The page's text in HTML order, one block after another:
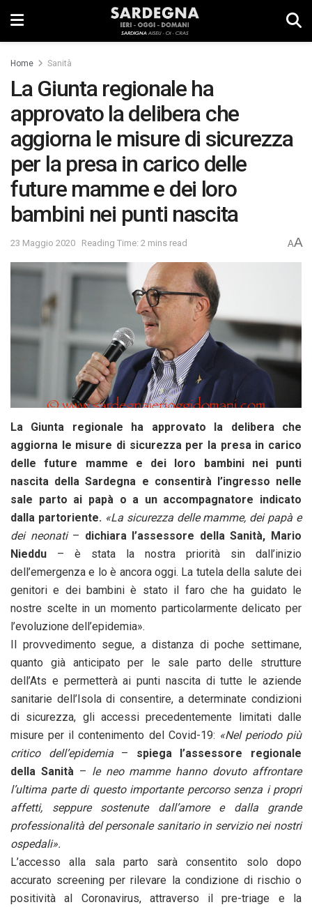
Home Sanità
La Giunta regionale ha
approvato la delibera che
aggiorna le misure di sicurezza
per la presa in carico delle
future mamme e dei loro
bambini nei punti nascita
23 Maggio 2020 Reading Time: 2 mins read AA
La Giunta regionale ha approvato la delibera che
aggiorna le misure di sicurezza per la presa in carico
delle future mamme e dei loro bambini nei punti
nascita della Sardegna e consentirà l’ingresso nelle
sale parto ai papà o a un accompagnatore indicato
dalla partoriente. «La sicurezza delle mamme, dei papà e
dei neonati– dichiara l’assessore della Sanità, Mario
Nieddu – è stata la nostra priorità sin dall’inizio
dell’emergenza e lo è ancora oggi. La tutela della salute dei
genitori e dei bambini è stato il faro che ha guidato le
nostre scelte in un momento particolarmente delicato per
l’evoluzione dell’epidemia».
Il provvedimento segue, a distanza di poche settimane,
quanto già anticipato per le sale parto delle strutture
dell’Ats e permetterà ai punti nascita di tutte le aziende
sanitarie dell’Isola di consentire, a determinate condizioni
di sicurezza, gli accessi precedentemente limitati dalle
misure per il contenimento del Covid-19: «Nel periodo più
critico dell’epidemia– spiega l’assessore regionale
della Sanità – le neo mamme hanno dovuto affrontare
l’ultima parte di questo importante percorso senza i propri
affetti, seppure sostenute dall’amore e dalla grande
professionalità del personale sanitario in servizio nei nostri
ospedali».
L’accesso alla sala parto sarà consentito solo dopo
accurato screening per rilevare la condizione di rischio o
positività al Coronavirus, attraverso il pre-triage e la